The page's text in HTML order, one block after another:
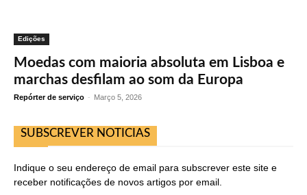
Edições
Moedas com maioria absoluta em Lisboa e
marchas desfilam ao som da Europa
Repórter de serviço - Março 5, 2026
SUBSCREVER NOTICIAS
Indique o seu endereço de email para subscrever este site e
receber notificações de novos artigos por email.